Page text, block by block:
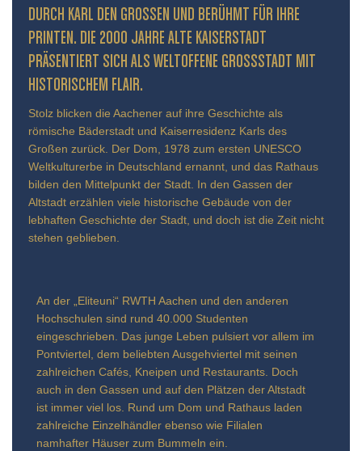
URCH KARL DEN GROSSEN UND BERÜHMT FÜR IHRE PR
INTEN. DIE 2000 JAHRE ALTE KAISERSTADT PR
ÄSENTIERT SICH ALS WELTOFFENE GROSSSTADT MIT HIS
TORISCHEM FLAIR.
Stolz blicken die Aachener auf ihre Geschichte als
römische Bäderstadt und Kaiserresidenz Karls des
Großen zurück. Der Dom, 1978 zum ersten UNESCO
Weltkulturerbe in Deutschland ernannt, und das Rathaus
bilden den Mittelpunkt der Stadt. In den Gassen der
Altstadt erzählen viele historische Gebäude von der
lebhaften Geschichte der Stadt, und doch ist die Zeit nicht
stehen geblieben.
An der „Eliteuni“ RWTH Aachen und den anderen
Hochschulen sind rund 40.000 Studenten
eingeschrieben. Das junge Leben pulsiert vor allem im
Pontviertel, dem beliebten Ausgehviertel mit seinen
zahlreichen Cafés, Kneipen und Restaurants. Doch
auch in den Gassen und auf den Plätzen der Altstadt
ist immer viel los. Rund um Dom und Rathaus laden
zahlreiche Einzelhändler ebenso wie Filialen
namhafter Häuser zum Bummeln ein.